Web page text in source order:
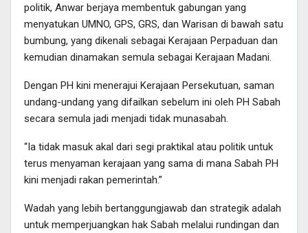
politik, Anwar berjaya membentuk gabungan yang
menyatukan UMNO, GPS, GRS, dan Warisan di bawah satu
bumbung, yang dikenali sebagai Kerajaan Perpaduan dan
kemudian dinamakan semula sebagai Kerajaan Madani.
Dengan PH kini menerajui Kerajaan Persekutuan, saman
undang-undang yang difailkan sebelum ini oleh PH Sabah
secara semula jadi menjadi tidak munasabah.
“Ia tidak masuk akal dari segi praktikal atau politik untuk
terus menyaman kerajaan yang sama di mana Sabah PH
kini menjadi rakan pemerintah.”
Wadah yang lebih bertanggungjawab dan strategik adalah
untuk memperjuangkan hak Sabah melalui rundingan dan